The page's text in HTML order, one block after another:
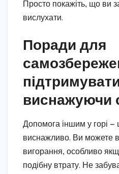
Просто покажіть, що ви
вислухати.
Поради для
виснажуючи
Допомога іншим у горі —
виснажливо. Ви можете
вигорання, особливо
подібну втрату. Не